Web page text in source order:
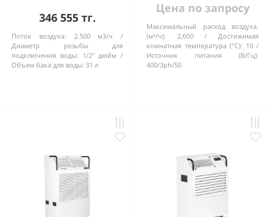
346 555 тг.
Поток воздуха:
2.500 м3/ч
Диаметр резьбы для
подключения воды: 1/2'' дюйм
Объем бака для воды: 31 л
Цена по запросу
Максимальный расход воздуха.
(м³/ч):
2,600
Достижимая
комнатная температура (°C): 10
Источник питания (В/Гц):
400/3ph/50